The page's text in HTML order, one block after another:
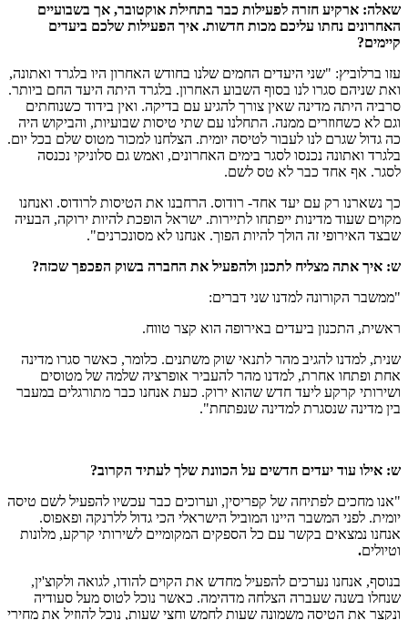
שאלה: ארקיע חזרה לפעילות כבר בתחילת אוקטובר, אך בשבועיים
האחרונים נחתו עליכם מכות חדשות. איך הפעילות שלכם ביעדים
קיימים?
עזו ברלוביץ: "שני היעדים החמים שלנו בחודש האחרון היו בלגרד ואתונה,
ואת שניהם סגרו לנו בסוף השבוע האחרון. בלגרד היתה היעד החם ביותר.
סרביה היתה מדינה שאין צורך להגיע עם בדיקה. ואין בידוד כשנוחתים
וגם לא כשחוזרים ממנה. התחלנו עם שתי טיסות שבועיות, והביקוש היה
כה גדול שגרם לנו לעבור לטיסה יומית. הצלחנו למכור מטוס שלם בכל יום.
בלגרד ואתונה נכנסו לסגר בימים האחרונים, ואמש גם סלוניקי נכנסה
לסגר. אף אחד כבר לא טס לשם.
כך נשארנו רק עם יעד אחד- רודוס. הרחבנו את הטיסות לרודוס. ואנחנו
מקוים שעוד מדינות ייפתחו לתיירות. ישראל הופכת להיות ירוקה, הבעיה
שבצד האירופי זה הולך להיות הפוך. אנחנו לא מסונכרנים".
ש: איך אתה מצליח לתכנן ולהפעיל את החברה בשוק הפכפך שכזה?
"ממשבר הקורונה למדנו שני דברים:
ראשית, התכנון ביעדים באירופה הוא קצר טווח.
שנית, למדנו להגיב מהר לתנאי שוק משתנים. כלומר, כאשר סגרו מדינה
אחת ופתחו אחרת, למדנו מהר להעביר אופרציה שלמה של מטוסים
ושירותי קרקע ליעד חדש שהוא ירוק. כעת אנחנו כבר מתורגלים במעבר
בין מדינה שנסגרת למדינה שנפתחת".
ש: אילו עוד יעדים חדשים על הכוונת שלך לעתיד הקרוב?
"אנו מחכים לפתיחה של קפריסין, וערוכים כבר עכשיו להפעיל לשם טיסה
יומית. לפני המשבר היינו המוביל הישראלי הכי גדול ללרנקה ופאפוס.
אנחנו נמצאים בקשר עם כל הספקים המקומיים לשירותי קרקע, מלונות
וטיולים.
בנוסף, אנחנו נערכים להפעיל מחדש את הקוים להודו, לגואה ולקוצ'ין,
שנחלו בשנה שעברה הצלחה מדהימה. כאשר נוכל לטוס מעל סעודיה
ונקצר את הטיסה משמונה שעות לחמש וחצי שעות, נוכל להוזיל את מחירי